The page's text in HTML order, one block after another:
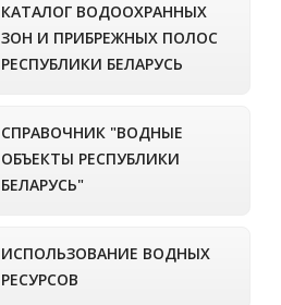
КАТАЛОГ ВОДООХРАННЫХ
ЗОН И ПРИБРЕЖНЫХ ПОЛОС
РЕСПУБЛИКИ БЕЛАРУСЬ
СПРАВОЧНИК "ВОДНЫЕ
ОБЪЕКТЫ РЕСПУБЛИКИ
БЕЛАРУСЬ"
ИСПОЛЬЗОВАНИЕ ВОДНЫХ
РЕСУРСОВ